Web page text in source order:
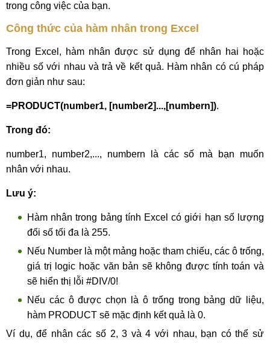
trong công việc của bạn.
Công thức của hàm nhân trong Excel
Trong Excel, hàm nhân được sử dụng để nhân hai hoặc
nhiều số với nhau và trả về kết quả. Hàm nhân có cú pháp
đơn giản như sau:
=PRODUCT(number1, [number2]...,[numbern]).
Trong đó:
number1, number2,..., numbern là các số mà bạn muốn
nhân với nhau.
Lưu ý:
Hàm nhân trong bảng tính Excel có giới hạn số lượng
đối số tối đa là 255.
Nếu Number là một mảng hoặc tham chiếu, các ô trống,
giá trị logic hoặc văn bản sẽ không được tính toán và
sẽ hiển thị lỗi #DIV/0!
Nếu các ô được chọn là ô trống trong bảng dữ liệu,
hàm PRODUCT sẽ mặc định kết quả là 0.
Ví dụ, để nhân các số 2, 3 và 4 với nhau, bạn có thể sử